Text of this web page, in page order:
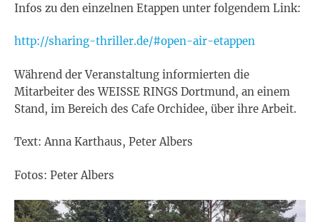
Infos zu den einzelnen Etappen unter folgendem Link:
http://sharing-thriller.de/#open-air-etappen
Während der Veranstaltung informierten die
Mitarbeiter des WEISSE RINGS Dortmund, an einem
Stand, im Bereich des Cafe Orchidee, über ihre Arbeit.
Text: Anna Karthaus, Peter Albers
Fotos: Peter Albers